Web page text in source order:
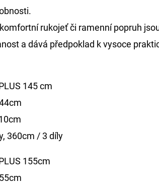
rukojeť či ramenní popruh
a dává předpoklad k vysoce
145 cm
360cm / 3 díly
155cm